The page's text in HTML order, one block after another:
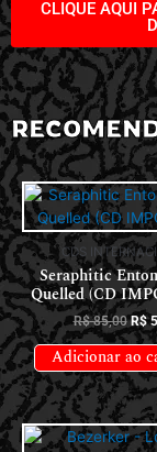
CLIQUE AQUI
CDS
Seraphitic
Quelled (CD
R$85,00 R$
Adicionar ao